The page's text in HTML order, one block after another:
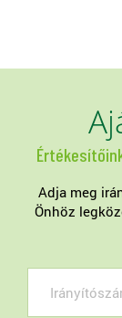
Adja meg
Önhöz